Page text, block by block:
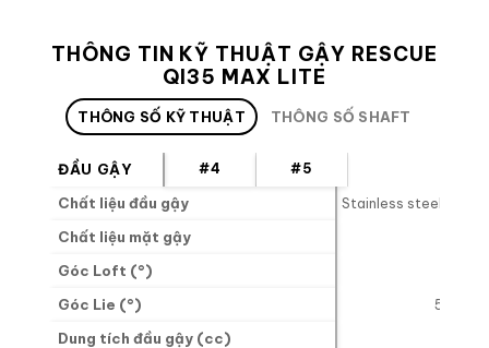
THÔNG TIN KỸ THUẬT GẬY RESCUE
QI35 MAX LITE
THÔNG SỐ KỸ THUẬT THÔNG SỐ SHAFT
ĐẦU GẬY #4 #5
Chất liệu đầu gậy Stainless steel
Chất liệu mặt gậy
Góc Loft (°)
Góc Lie (°) 59.5
Dung tích đầu gậy (cc)